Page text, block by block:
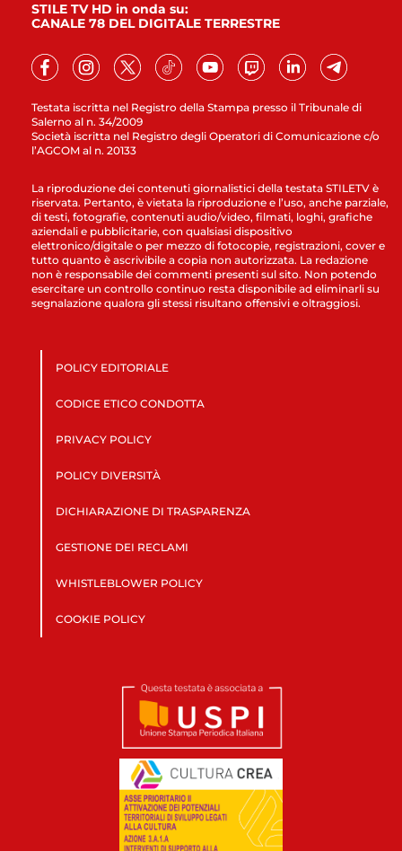
Testata iscritta nel Registro della Stampa presso il Tribunale di
Salerno al n. 34/2009
Società iscritta nel Registro degli Operatori di Comunicazione c/o
l’AGCOM al n. 20133
STILE TV HD in onda su:
CANALE 78 DEL DIGITALE TERRESTRE
La riproduzione dei contenuti giornalistici della testata STILETV è
riservata. Pertanto, è vietata la riproduzione e l’uso, anche parziale,
di testi, fotografie, contenuti audio/video, filmati, loghi, grafiche
aziendali e pubblicitarie, con qualsiasi dispositivo
elettronico/digitale o per mezzo di fotocopie, registrazioni, cover e
tutto quanto è ascrivibile a copia non autorizzata. La redazione
non è responsabile dei commenti presenti sul sito. Non potendo
esercitare un controllo continuo resta disponibile ad eliminarli su
segnalazione qualora gli stessi risultano offensivi e oltraggiosi.
POLICY EDITORIALE
CODICE ETICO CONDOTTA
PRIVACY POLICY
POLICY DIVERSITÀ
DICHIARAZIONE DI TRASPARENZA
GESTIONE DEI RECLAMI
WHISTLEBLOWER POLICY
COOKIE POLICY